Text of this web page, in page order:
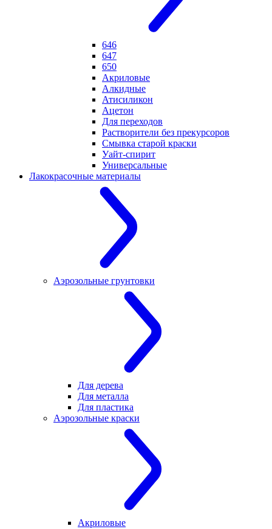
646
647
650
Акриловые
Алкидные
Атисиликон
Ацетон
Для переходов
Растворители без прекурсоров
Смывка старой краски
Уайт-спирит
Универсальные
Лакокрасочные материалы
Аэрозольные грунтовки
Для дерева
Для металла
Для пластика
Аэрозольные краски
Акриловые